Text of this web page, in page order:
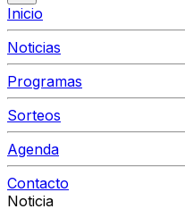
Inicio
Noticias
Programas
Sorteos
Agenda
Contacto
Noticia